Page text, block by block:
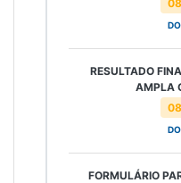
RESULTADO
AMPLA
FORMULÁRIO